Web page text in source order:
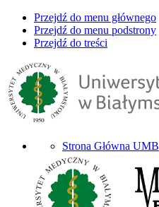
Przejdź do menu głównego
Przejdź do menu podstrony
Przejdź do treści
Strona Główna UMB